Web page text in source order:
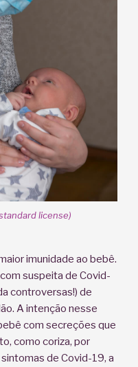
license)
imunidade ao bebê.
suspeita de Covid-
controversas!) de
A intenção nesse
com secreções que
como coriza, por
de Covid-19, a